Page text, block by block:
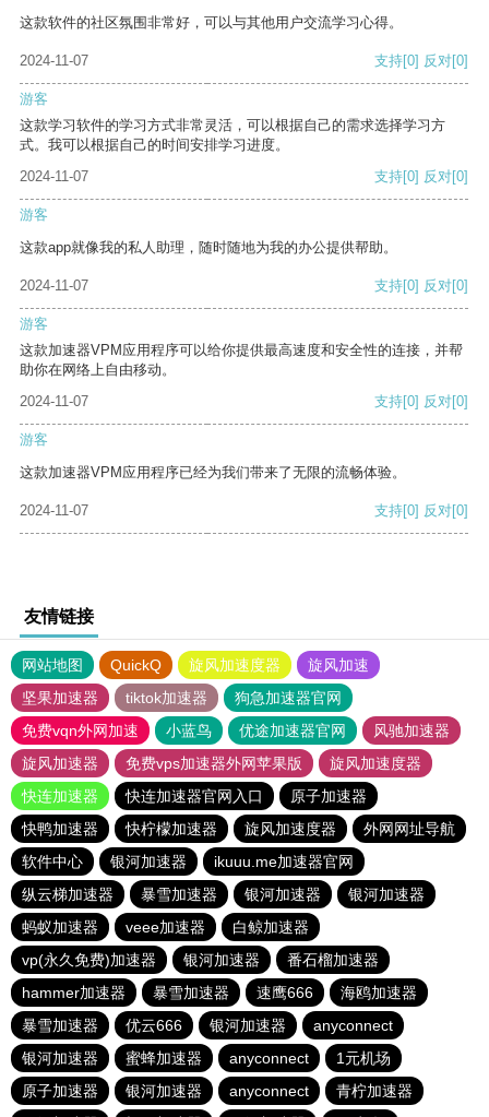
这款软件的社区氛围非常好，可以与其他用户交流学习心得。
2024-11-07 支持[0] 反对[0]
游客
这款学习软件的学习方式非常灵活，可以根据自己的需求选择学习方
式。我可以根据自己的时间安排学习进度。
2024-11-07
支持[0] 反对[0]
游客
这款app就像我的私人助理，随时随地为我的办公提供帮助。
2024-11-07 支持[0] 反对[0]
游客
这款加速器VPM应用程序可以给你提供最高速度和安全性的连接，并帮
助你在网络上自由移动。
2024-11-07
支持[0] 反对[0]
游客
这款加速器VPM应用程序已经为我们带来了无限的流畅体验。
2024-11-07 支持[0] 反对[0]
友情链接
网站地图 QuickQ 旋风加速度器
旋风加速
坚果加速器
tiktok加速器
狗急加速器官网
免费vqn外网加速
小蓝鸟 优途加速器官网
风驰加速器
旋风加速器
免费vps加速器外网苹果版
旋风加速度器
快连加速器
快连加速器官网入口
原子加速器
快鸭加速器
快柠檬加速器 旋风加速度器
外网网址导航
软件中心
银河加速器
ikuuu.me加速器官网
纵云梯加速器
暴雪加速器 银河加速器
银河加速器
蚂蚁加速器
veee加速器
白鲸加速器
vp(永久免费)加速器
银河加速器
番石榴加速器
hammer加速器
暴雪加速器 速鹰666
海鸥加速器
暴雪加速器
优云666 银河加速器
anyconnect
银河加速器
蜜蜂加速器 anyconnect
1元机场
原子加速器
银河加速器 anyconnect
青柠加速器